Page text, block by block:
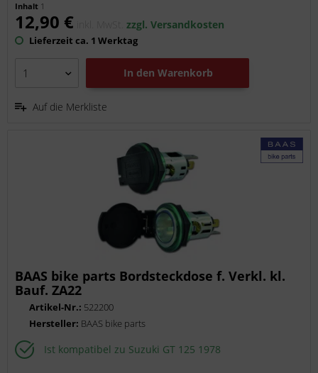
Inhalt 1
12,90 € inkl. MwSt.zzgl. Versandkosten
Lieferzeit ca. 1 Werktag
In den Warenkorb
Auf die Merkliste
BAAS bike parts Bordsteckdose f. Verkl. kl.
Bauf. ZA22
Artikel-Nr.: 522200
Hersteller: BAAS bike parts
Ist kompatibel zu Suzuki GT 125 1978